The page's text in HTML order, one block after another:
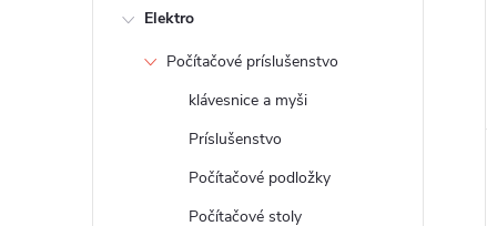
Elektro
Počítačové príslušenstvo
klávesnice a myši
Príslušenstvo
Počítačové podložky
Počítačové stoly